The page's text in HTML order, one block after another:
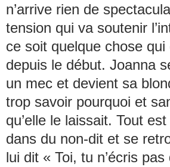
n’arrive rien de
tension qui va soutenir
ce soit quelque chose
depuis le début. Joanna
un mec et devient sa
trop savoir pourquoi et
qu’elle le laissait. Tout
dans du non-dit et se
lui dit « Toi, tu n’écris